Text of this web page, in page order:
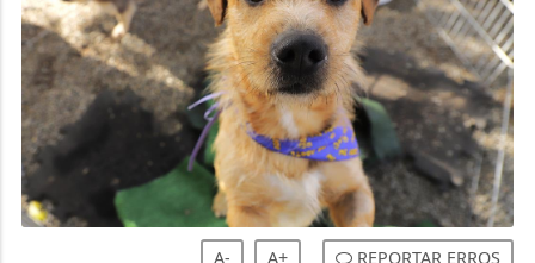
A- A+ REPORTAR ERROS